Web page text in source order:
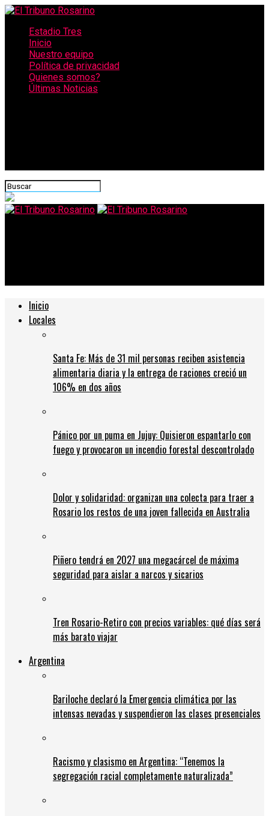
Estadio Tres
Inicio
Nuestro equipo
Política de privacidad
Quienes somos?
Últimas Noticias
Inicio
Locales
Santa Fe: Más de 31 mil personas reciben asistencia
alimentaria diaria y la entrega de raciones creció un
106% en dos años
Pánico por un puma en Jujuy: Quisieron espantarlo con
fuego y provocaron un incendio forestal descontrolado
Dolor y solidaridad: organizan una colecta para traer a
Rosario los restos de una joven fallecida en Australia
Piñero tendrá en 2027 una megacárcel de máxima
seguridad para aislar a narcos y sicarios
Tren Rosario-Retiro con precios variables: qué días será
más barato viajar
Argentina
Bariloche declaró la Emergencia climática por las
intensas nevadas y suspendieron las clases presenciales
Racismo y clasismo en Argentina: “Tenemos la
segregación racial completamente naturalizada”